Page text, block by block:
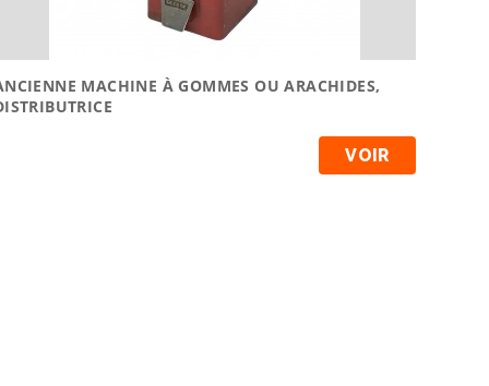
MACHINE À GOMMES OU ARACHIDES,
VOIR